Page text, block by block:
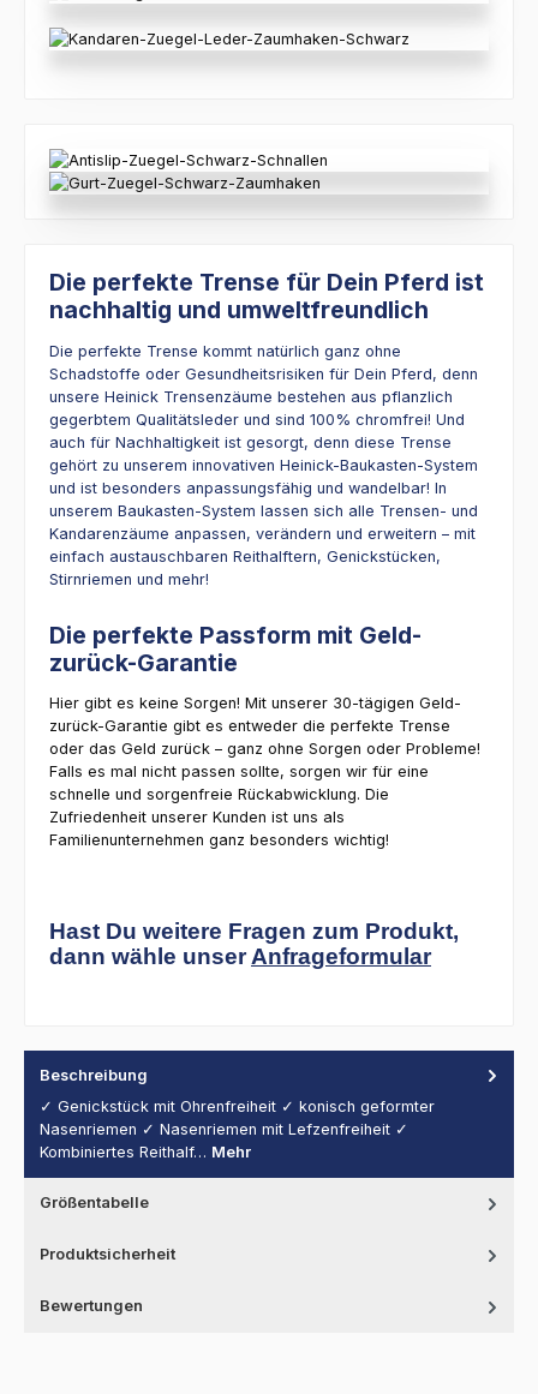
Die perfekte Trense für Dein Pferd ist
nachhaltig und umweltfreundlich
Die perfekte Trense kommt natürlich ganz ohne
Schadstoffe oder Gesundheitsrisiken für Dein Pferd, denn
unsere Heinick Trensenzäume bestehen aus pflanzlich
gegerbtem Qualitätsleder und sind 100% chromfrei! Und
auch für Nachhaltigkeit ist gesorgt, denn diese Trense
gehört zu unserem innovativen Heinick-Baukasten-System
und ist besonders anpassungsfähig und wandelbar! In
unserem Baukasten-System lassen sich alle Trensen- und
Kandarenzäume anpassen, verändern und erweitern – mit
einfach austauschbaren Reithalftern, Genickstücken,
Stirnriemen und mehr!
Die perfekte Passform mit Geld-
zurück-Garantie
Hier gibt es keine Sorgen! Mit unserer 30-tägigen Geld-
zurück-Garantie gibt es entweder die perfekte Trense
oder das Geld zurück – ganz ohne Sorgen oder Probleme!
Falls es mal nicht passen sollte, sorgen wir für eine
schnelle und sorgenfreie Rückabwicklung. Die
Zufriedenheit unserer Kunden ist uns als
Familienunternehmen ganz besonders wichtig!
Hast Du weitere Fragen zum Produkt,
dann wähle unserAnfrageformular
Beschreibung
✓ Genickstück mit Ohrenfreiheit ✓ konisch geformter
Nasenriemen ✓ Nasenriemen mit Lefzenfreiheit ✓
Kombiniertes Reithalf… Mehr
Größentabelle
Produktsicherheit
Bewertungen